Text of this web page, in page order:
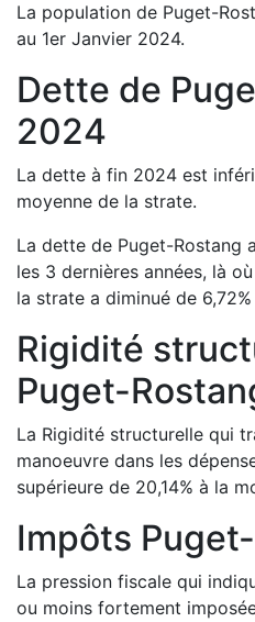
La population de Puget-
au 1er Janvier 2024.
Dette de
2024
La dette à fin 2024 est
moyenne de la strate.
La dette de Puget-Rostang a
les 3 dernières années, là
la strate a diminué de 6,72%
Rigidité
Puget-
La Rigidité structurelle qui
manoeuvre dans les
supérieure de 20,14% à la
Impôts
La pression fiscale qui
ou moins fortement